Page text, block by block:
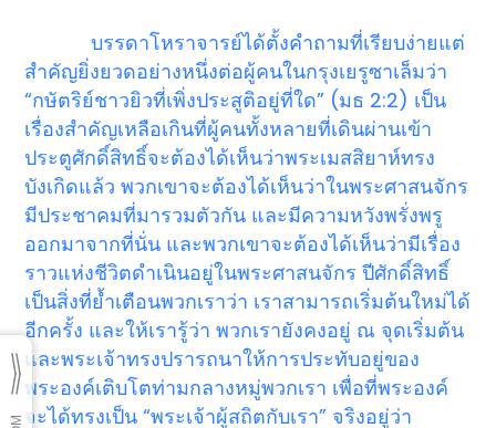
บรรดาโหราจารย์ได้ตั้งคำถามที่เรียบง่ายแต่
สำคัญยิ่งยวดอย่างหนึ่งต่อผู้คนในกรุงเยรูซาเล็มว่า
“กษัตริย์ชาวยิวที่เพิ่งประสูติอยู่ที่ใด” (มธ 2:2) เป็น
เรื่องสำคัญเหลือเกินที่ผู้คนทั้งหลายที่เดินผ่านเข้า
ประตูศักดิ์สิทธิ์จะต้องได้เห็นว่าพระเมสสิยาห์ทรง
บังเกิดแล้ว พวกเขาจะต้องได้เห็นว่าในพระศาสนจักร
มีประชาคมที่มารวมตัวกัน และมีความหวังพรั่งพรู
ออกมาจากที่นั่น และพวกเขาจะต้องได้เห็นว่ามีเรื่อง
ราวแห่งชีวิตดำเนินอยู่ในพระศาสนจักร ปีศักดิ์สิทธิ์
เป็นสิ่งที่ย้ำเตือนพวกเราว่า เราสามารถเริ่มต้นใหม่ได้
อีกครั้ง และให้เรารู้ว่า พวกเรายังคงอยู่ ณ จุดเริ่มต้น
และพระเจ้าทรงปรารถนาให้การประทับอยู่ของ
พระองค์เติบโตท่ามกลางหมู่พวกเรา เพื่อที่พระองค์
จะได้ทรงเป็น “พระเจ้าผู้สถิตกับเรา” จริงอยู่ว่า